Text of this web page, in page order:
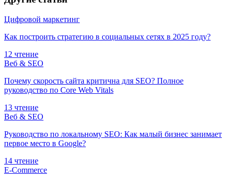
Цифровой маркетинг
Как построить стратегию в социальных сетях в 2025 году?
12 чтение
Веб & SEO
Почему скорость сайта критична для SEO? Полное
руководство по Core Web Vitals
13 чтение
Веб & SEO
Руководство по локальному SEO: Как малый бизнес занимает
первое место в Google?
14 чтение
E-Commerce